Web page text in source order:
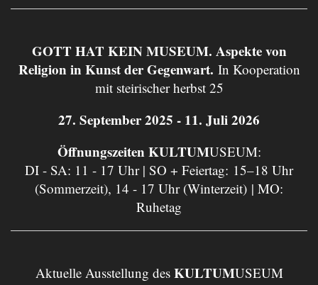
GOTT HAT KEIN MUSEUM. Aspekte von
Religion in Kunst der Gegenwart. In Kooperation
mit steirischer herbst 25
27. September 2025 - 11. Juli 2026
Öffnungszeiten KULTUMUSEUM:
DI - SA: 11 - 17 Uhr | SO + Feiertag: 15–18 Uhr
(Sommerzeit), 14 - 17 Uhr (Winterzeit) | MO:
Ruhetag
Aktuelle Ausstellung des KULTUMUSEUM